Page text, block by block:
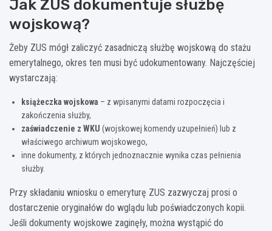
Jak ZUS dokumentuje służbę
wojskową?
Żeby ZUS mógł zaliczyć zasadniczą służbę wojskową do stażu
emerytalnego, okres ten musi być udokumentowany. Najczęściej
wystarczają:
książeczka wojskowa – z wpisanymi datami rozpoczęcia i
zakończenia służby,
zaświadczenie z WKU (wojskowej komendy uzupełnień) lub z
właściwego archiwum wojskowego,
inne dokumenty, z których jednoznacznie wynika czas pełnienia
służby.
Przy składaniu wniosku o emeryturę ZUS zazwyczaj prosi o
dostarczenie oryginałów do wglądu lub poświadczonych kopii.
Jeśli dokumenty wojskowe zaginęły, można wystąpić do